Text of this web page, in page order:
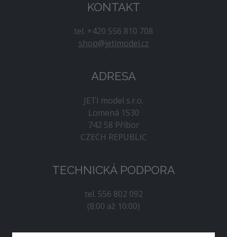
KONTAKT
tel. +420 556 810 708
shop@jetimodel.cz
ADRESA
JETI model s.r.o.
Lomená 1530
742 58 Příbor
CZECH REPUBLIC
TECHNICKÁ PODPORA
tel. 556 802 092
(8:00 až 10:00)